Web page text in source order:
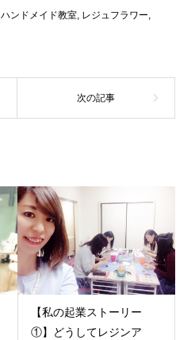
ハンドメイド教室, レジュフラワー,
【私の起業ストーリー
①】どうしてレジンア